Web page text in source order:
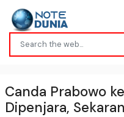
Canda Prabowo
Dipenjara,